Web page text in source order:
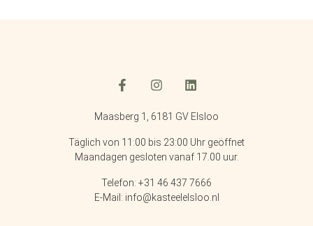
Maasberg 1, 6181 GV Elsloo
Täglich von 11:00 bis 23:00 Uhr geöffnet
Maandagen gesloten vanaf 17.00 uur.
Telefon: +31 46 437 7666
E-Mail: info@kasteelelsloo.nl